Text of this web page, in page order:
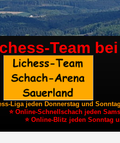
Team bei
Liga jeden Donnerstag und
⭐ Online-Schnellschach jeden
⭐ Online-Blitz jeden Sonntag